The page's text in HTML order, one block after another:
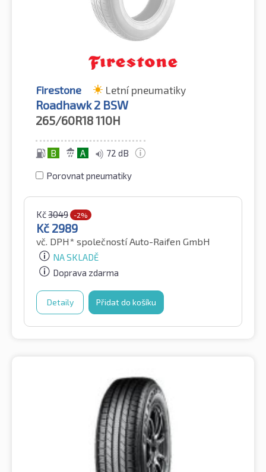
Firestone Letní pneumatiky
Roadhawk 2 BSW
265/60R18110H
B A 72 dB
Porovnat pneumatiky
Kč3049 -2%
Kč 2989
vč. DPH* společností Auto-Raifen GmbH
NA SKLADĚ
Doprava zdarma
Detaily Přidat do košíku